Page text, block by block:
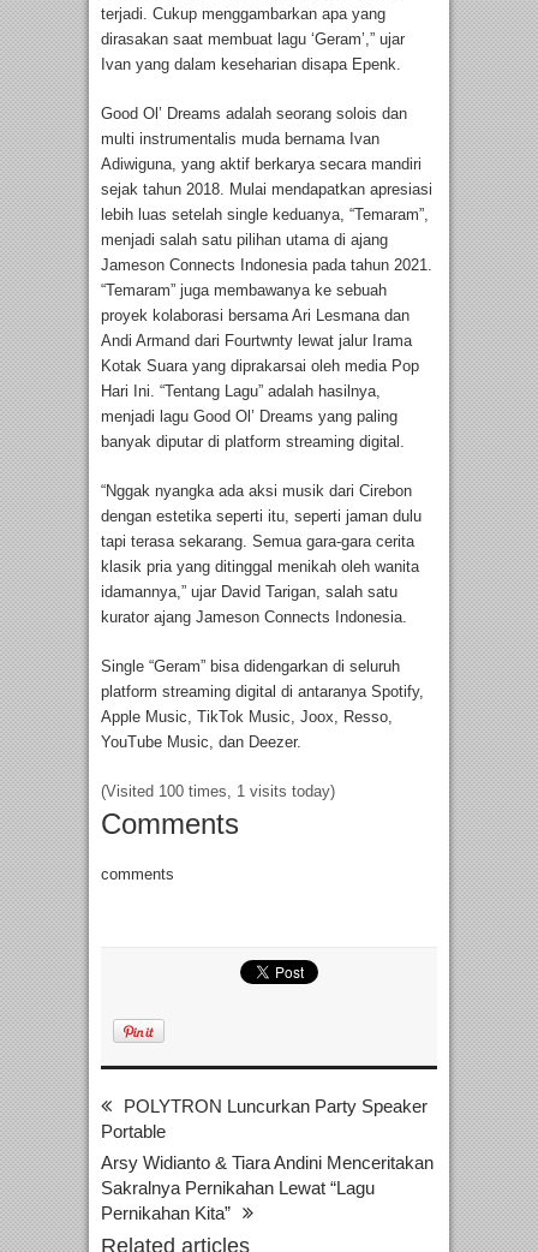
terjadi. Cukup menggambarkan apa yang
dirasakan saat membuat lagu ‘Geram’,” ujar
Ivan yang dalam keseharian disapa Epenk.
Good Ol’ Dreams adalah seorang solois dan
multi instrumentalis muda bernama Ivan
Adiwiguna, yang aktif berkarya secara mandiri
sejak tahun 2018. Mulai mendapatkan apresiasi
lebih luas setelah single keduanya, “Temaram”,
menjadi salah satu pilihan utama di ajang
Jameson Connects Indonesia pada tahun 2021.
“Temaram” juga membawanya ke sebuah
proyek kolaborasi bersama Ari Lesmana dan
Andi Armand dari Fourtwnty lewat jalur Irama
Kotak Suara yang diprakarsai oleh media Pop
Hari Ini. “Tentang Lagu” adalah hasilnya,
menjadi lagu Good Ol’ Dreams yang paling
banyak diputar di platform streaming digital.
“Nggak nyangka ada aksi musik dari Cirebon
dengan estetika seperti itu, seperti jaman dulu
tapi terasa sekarang. Semua gara-gara cerita
klasik pria yang ditinggal menikah oleh wanita
idamannya,” ujar David Tarigan, salah satu
kurator ajang Jameson Connects Indonesia.
Single “Geram” bisa didengarkan di seluruh
platform streaming digital di antaranya Spotify,
Apple Music, TikTok Music, Joox, Resso,
YouTube Music, dan Deezer.
(Visited 100 times, 1 visits today)
Comments
comments
POLYTRON Luncurkan Party Speaker
Portable
Arsy Widianto & Tiara Andini Menceritakan
Sakralnya Pernikahan Lewat “Lagu
Pernikahan Kita”
Related articles